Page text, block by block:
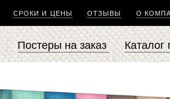
СРОКИ И ЦЕНЫ ОТЗЫВЫ О
Постеры на заказ Каталог